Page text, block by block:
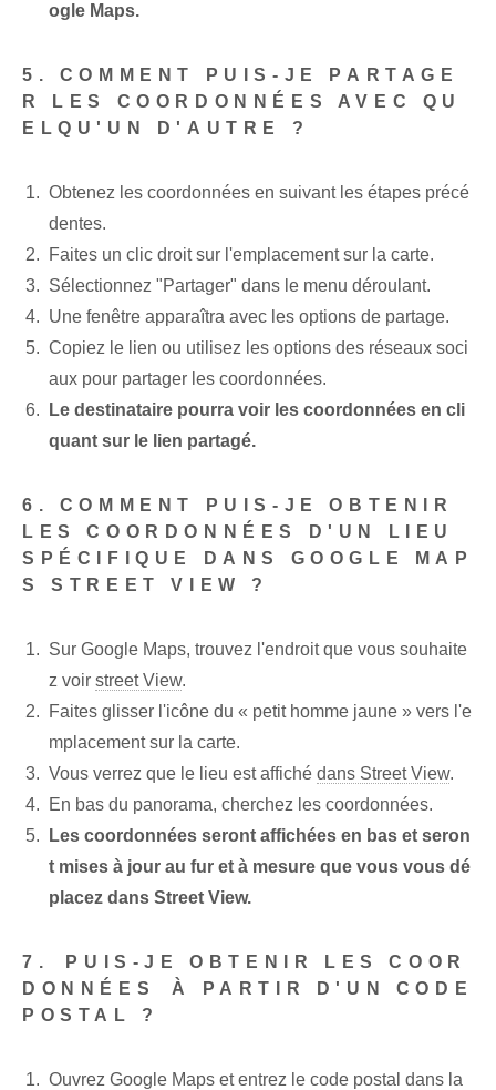
ogle Maps.
5. COMMENT PUIS-JE PARTAGE
R LES COORDONNÉES AVEC QU
ELQU'UN D'AUTRE ?
Obtenez les coordonnées en suivant les étapes précé
dentes.
Faites un clic droit sur l'emplacement sur la carte.
Sélectionnez "Partager" dans le menu déroulant.
Une fenêtre apparaîtra avec les options de partage.
Copiez le lien ou utilisez les options des réseaux soci
aux pour partager les coordonnées.
Le destinataire pourra voir les coordonnées en cli
quant sur le lien partagé.
6. COMMENT PUIS-JE OBTENIR
LES COORDONNÉES D'UN LIEU
SPÉCIFIQUE DANS GOOGLE MAP
S STREET VIEW ?
Sur Google Maps, trouvez⁤ l'endroit que vous souhaite
z voir street View.
Faites glisser l'icône du « petit homme jaune » vers l'e
mplacement sur la carte.
Vous verrez que le lieu est affiché dans Street View.
En bas du panorama, cherchez les coordonnées.
Les coordonnées seront affichées en bas et seron
t mises à jour au fur et à mesure que vous vous dé
placez dans Street View.
7.⁤ PUIS-JE OBTENIR LES COOR
DONNÉES ⁢À PARTIR D'UN CODE
POSTAL ?
Ouvrez Google Maps‌ et entrez le code postal dans la